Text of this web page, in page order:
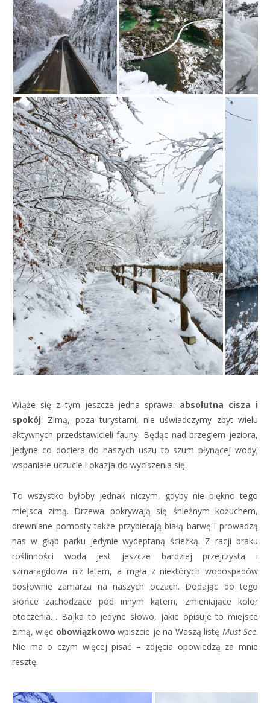
Wiąże się z tym jeszcze jedna sprawa: absolutna cisza i
spokój. Zimą, poza turystami, nie uświadczymy zbyt wielu
aktywnych przedstawicieli fauny. Będąc nad brzegiem jeziora,
jedyne co dociera do naszych uszu to szum płynącej wody;
wspaniałe uczucie i okazja do wyciszenia się.
To wszystko byłoby jednak niczym, gdyby nie piękno tego
miejsca zimą. Drzewa pokrywają się śnieżnym kożuchem,
drewniane pomosty także przybierają białą barwę i prowadzą
nas w głąb parku jedynie wydeptaną ścieżką. Z racji braku
roślinności woda jest jeszcze bardziej przejrzysta i
szmaragdowa niż latem, a mgła z niektórych wodospadów
dosłownie zamarza na naszych oczach. Dodając do tego
słońce zachodzące pod innym kątem, zmieniające kolor
otoczenia… Bajka to jedyne słowo, jakie opisuje to miejsce
zimą, więc obowiązkowo wpiszcie je na Waszą listę Must See.
Nie ma o czym więcej pisać – zdjęcia opowiedzą za mnie
resztę.